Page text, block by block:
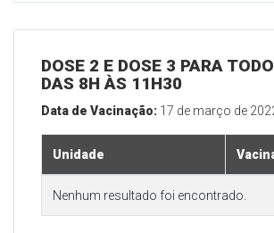
DOSE 2 E DOSE 3 PARA
DAS 8H ÀS 11H30
Data de Vacinação: 17 de março de
Unidade
Nenhum resultado foi encontrado.